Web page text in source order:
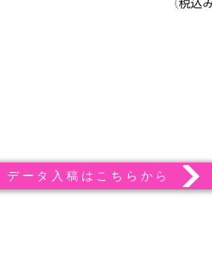
データ入稿はこちらから